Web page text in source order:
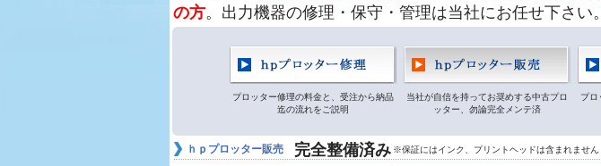
の方。出力機器の修理・保守・管理は当社にお任せ下さい。
プロッター修理の料金と、受注から納品
迄の流れをご説明
当社が自信を持ってお奨めする中古プロ
ッター、勿論完全メンテ済
プロ
ｈｐプロッター販売 完全整備済み ※保証にはインク、プリントヘッドは含まれません